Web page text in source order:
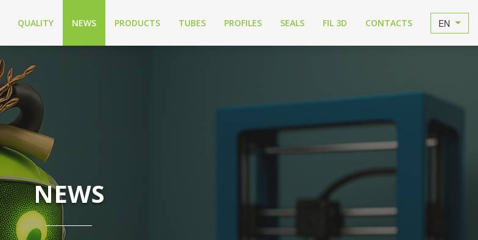
QUALITY NEWS PRODUCTS TUBES PROFILES SEALS FIL 3D CONTACTS EN
NEWS